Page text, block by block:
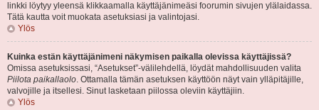
linkki löytyy yleensä klikkaamalla käyttäjänimeäsi foorumin sivujen ylälaidassa.
Tätä kautta voit muokata asetuksiasi ja valintojasi.
Ylös
Kuinka estän käyttäjänimeni näkymisen paikalla olevissa käyttäjissä?
Omissa asetuksissasi, “Asetukset”-välilehdellä, löydät mahdollisuuden valita
Piilota paikallaolo. Ottamalla tämän asetuksen käyttöön näyt vain ylläpitäjille,
valvojille ja itsellesi. Sinut lasketaan piilossa oleviin käyttäjiin.
Ylös